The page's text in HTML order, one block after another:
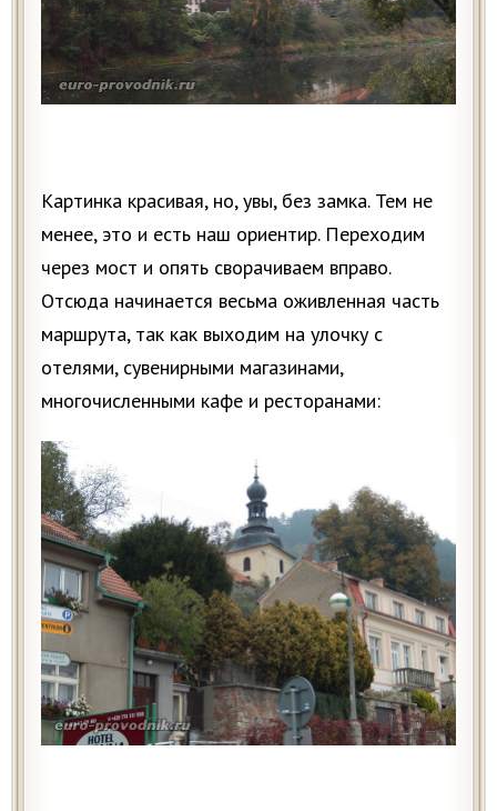
Картинка красивая, но, увы, без замка. Тем не
менее, это и есть наш ориентир. Переходим
через мост и опять сворачиваем вправо.
Отсюда начинается весьма оживленная часть
маршрута, так как выходим на улочку с
отелями, сувенирными магазинами,
многочисленными кафе и ресторанами: